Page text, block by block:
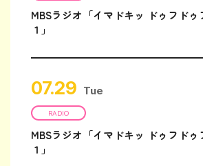
MBSラジオ「イマドキッ ドゥフドゥ
１」
07.29 Tue
RADIO
MBSラジオ「イマドキッ ドゥフドゥ
１」